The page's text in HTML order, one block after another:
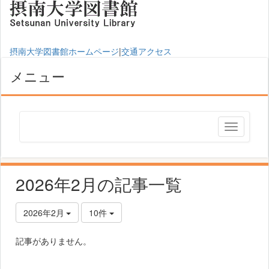
摂南大学図書館ホームページ|交通アクセス
メニュー
2026年2月の記事一覧
2026年2月 10件
記事がありません。